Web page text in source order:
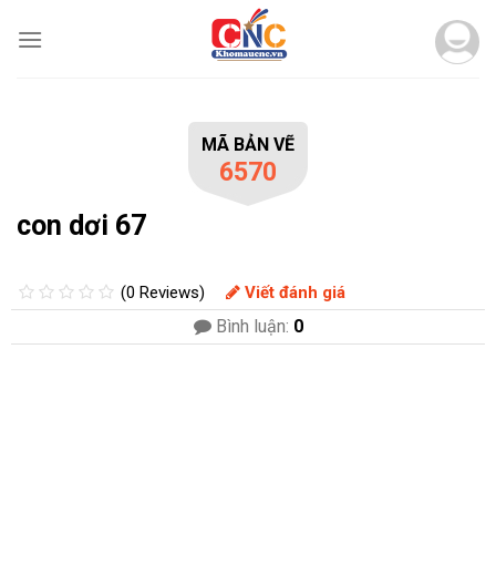
MÃ BẢN VẼ
6570
con dơi 67
(0 Reviews) Viết đánh giá
Bình luận: 0